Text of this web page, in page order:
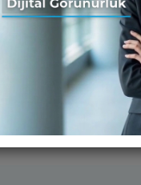
İş İlanları